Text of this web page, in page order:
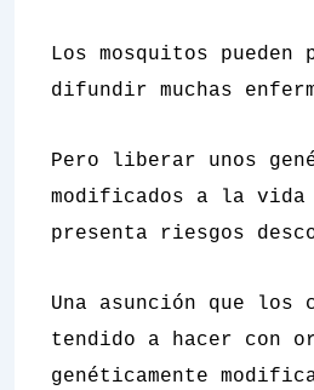
Los mosquitos pueden
difundir muchas
Pero liberar unos
modificados a la vida
presenta riesgos
Una asunción que
tendido a hacer con
genéticamente